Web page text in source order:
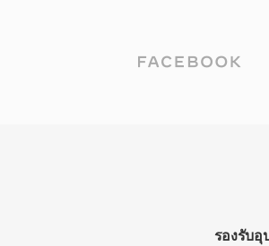
ภาพที่ดี โดยใช้เทค
motion
standalone และอุ
ทั้งสองตัวแปลงสัญ
พร้อมใช้งานข้ามแ
รองรับ